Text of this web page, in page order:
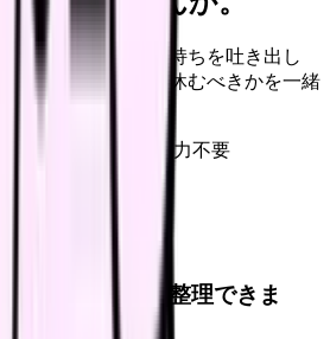
みません。今の気持ちを吐き出し
めるべきか、少し休むべきかを一緒
なし
病院名は入力不要
相談する
すべきサインか整理できま